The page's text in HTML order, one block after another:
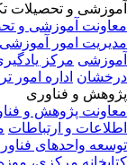
آموزشی و تحصیلات
معاونت آموزشی و
مدیریت امور
آموزشی مرکز
درخشان اداره امور
پژوهش و فناوری
معاونت پژوهش و
اطلاعات و ارتباطات
توسعه واحدهای فناور
کتابخانه مرکزی،